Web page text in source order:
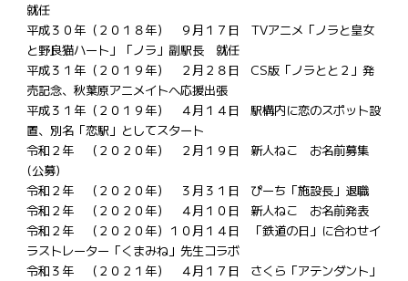
就任
平成３０年（２０１８年） ９月１７日 TVアニメ「ノラと皇女
と野良猫ハート」「ノラ」副駅長 就任
平成３１年（２０１９年） ２月２８日 CS版「ノラとと２」発
売記念、秋葉原アニメイトへ応援出張
平成３１年（２０１９年） ４月１４日 駅構内に恋のスポット設
置、別名「恋駅」としてスタート
令和２年 （２０２０年） ２月１９日 新人ねこ お名前募集
(公募)
令和２年 （２０２０年） ３月３１日 ぴーち「施設長」退職
令和２年 （２０２０年） ４月１０日 新人ねこ お名前発表
令和２年 （２０２０年）１０月１４日 「鉄道の日」に合わせイ
ラストレーター「くまみね」先生コラボ
令和３年 （２０２１年） ４月１７日 さくら「アテンダント」